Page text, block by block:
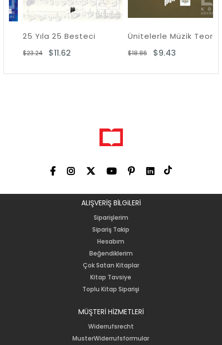
25 Yıla 25 Besteci
$11.62
$23.24
Ünitelerle Müzik Teorisi-1
$9.43
$18.86
ALIŞVERİŞ BİLGiLERİ
Siparişlerim
Sipariş Takip
Hesabım
Beğendiklerim
Çok Satan Kitaplar
Kitap Tavsiye
Toplu Kitap Siparişi
MÜŞTERİ HİZMETLERİ
Widerrufsrecht
MusterWiderrufsformular